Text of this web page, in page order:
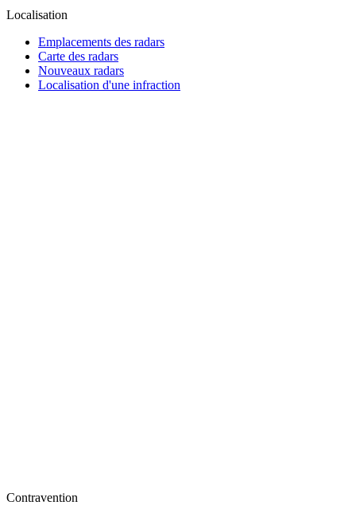
Localisation
Emplacements des radars
Carte des radars
Nouveaux radars
Localisation d'une infraction
Contravention